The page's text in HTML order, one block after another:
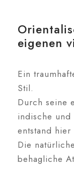
eigenen
Ein
Stil.
Durch seine
indische und
entstand
Die
behagliche